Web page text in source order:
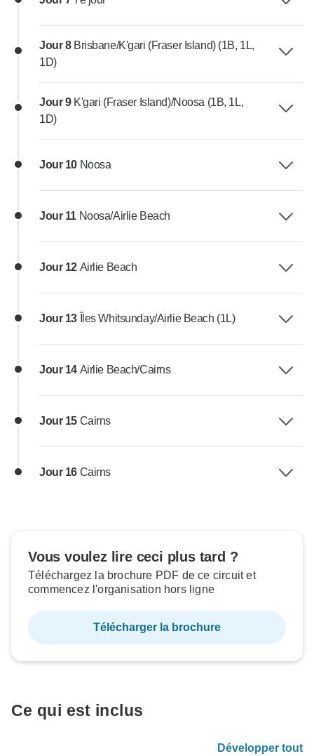
Jour 8 Brisbane/K'gari (Fraser Island) (1B, 1L,
1D)
Jour 9 K'gari (Fraser Island)/Noosa (1B, 1L,
1D)
Jour 10 Noosa
Jour 11 Noosa/Airlie Beach
Jour 12 Airlie Beach
Jour 13 Îles Whitsunday/Airlie Beach (1L)
Jour 14 Airlie Beach/Cairns
Jour 15 Cairns
Jour 16 Cairns
Vous voulez lire ceci plus tard ?
Téléchargez la brochure PDF de ce circuit et
commencez l'organisation hors ligne
Télécharger la brochure
Ce qui est inclus
Développer tout